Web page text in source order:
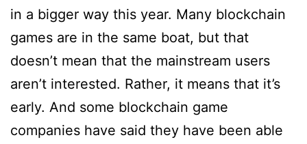
in a bigger way this year. Many blockchain
games are in the same boat, but that
doesn’t mean that the mainstream users
aren’t interested. Rather, it means that it’s
early. And some blockchain game
companies have said they have been able